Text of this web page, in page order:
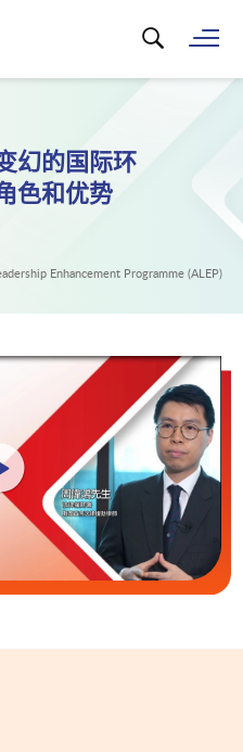
搜寻关键字...
幻的国际环
色和优势
Enhancement Programme (ALEP)